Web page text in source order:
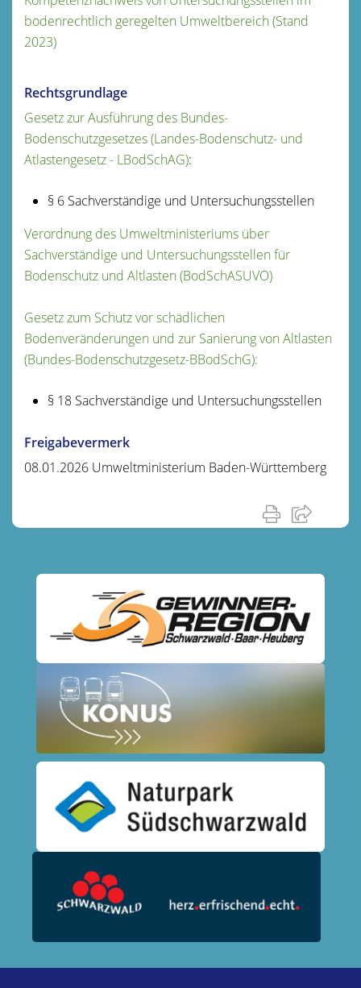
bodenrechtlich geregelten Umweltbereich (Stand
2023)
Rechtsgrundlage
Gesetz zur Ausführung des Bundes-
Bodenschutzgesetzes (Landes-Bodenschutz- und
Atlastengesetz - LBodSchAG):
§ 6 Sachverständige und Untersuchungsstellen
Verordnung des Umweltministeriums über
Sachverständige und Untersuchungsstellen für
Bodenschutz und Altlasten (BodSchASUVO)
Gesetz zum Schutz vor schädlichen
Bodenveränderungen und zur Sanierung von Altlasten
(Bundes-Bodenschutzgesetz-BBodSchG):
§ 18 Sachverständige und Untersuchungsstellen
Freigabevermerk
08.01.2026 Umweltministerium Baden-Württemberg